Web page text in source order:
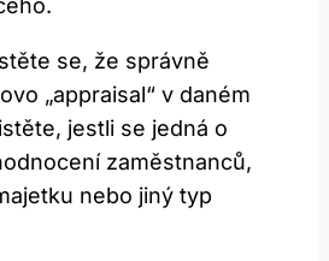
se, že správně
„appraisal“ v daném
jestli se jedná o
zaměstnanců,
nebo jiný typ